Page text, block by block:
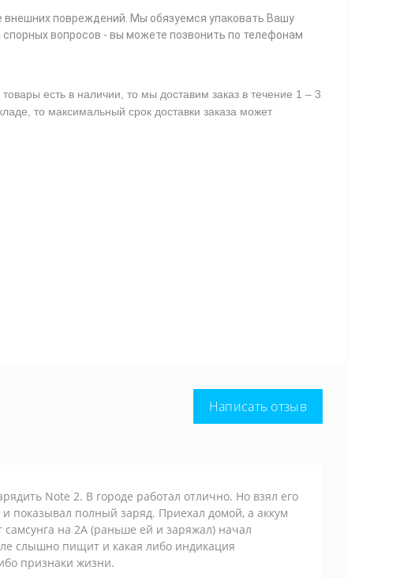
внешних повреждений. Мы обязуемся упаковать Вашу
вопросов - вы можете позвонить по телефонам
есть в наличии, то мы доставим заказ в течение 1 – 3
то максимальный срок доставки заказа может
Написать отзыв
Note 2. В городе работал отлично. Но взял его
показывал полный заряд. Приехал домой, а аккум
на 2А (раньше ей и заряжал) начал
слышно пищит и какая либо индикация
признаки жизни.